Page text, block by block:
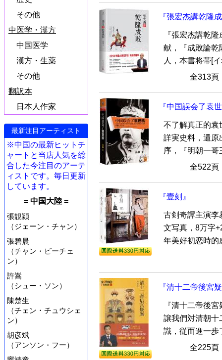
その他
中医学・漢方
中国医学
漢方・生薬
その他
翻訳本
日本人作家
最新注目アーティスト
※中国の最新ヒットチ
ャートと当店人気を総
合した今注目のアーテ
ィストです。毎日更新
しています。
= 中国大陸 =
張靚穎
（ジェーン・チャン）
張碧晨
（チャン・ビーチェ
ン）
許嵩
（シュー・ソン）
陳楚生
（チェン・チュウシェ
ン）
胡彦斌
（アンソン・フー）
『張宏杰講乾隆
『張宏杰講乾
献，『成敗論乾
人，本書将帯[
全313
『中国誤会了袁
不了解真正的袁
詳実史料，還原
序，『明朝一哥
全522
『壹刻』
古剣奇譚主演李
文写真，8万字
年美好初恋時的
『清十二帝後宮
『清十二帝後
譲我們対清朝十
識，従而進一歩
全225